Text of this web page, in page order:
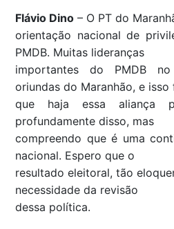
Flávio Dino – O PT do
orientação nacional de
PMDB. Muitas lideranças
importantes do PMDB
oriundas do Maranhão, e isso
que haja essa aliança
profundamente disso, mas
compreendo que é uma
nacional. Espero que o
resultado eleitoral, tão
necessidade da revisão
dessa política.